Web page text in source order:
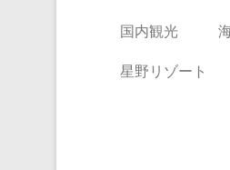
国内観光
星野リゾート